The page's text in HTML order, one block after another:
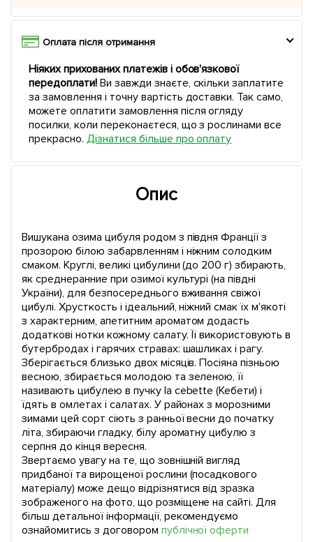
Оплата після отримання
Ніяких прихованих платежів і обов'язкової
передоплати!Ви завжди знаєте, скільки заплатите
за замовлення і точну вартість доставки. Так само,
можете оплатити замовлення після огляду
посилки, коли переконаєтеся, що з рослинами все
прекрасно. Дізнатися більше про оплату
Опис
Вишукана озима цибуля родом з півдня Франції з
прозорою білою забарвленням і ніжним солодким
смаком. Круглі, великі цибулини (до 200 г) збирають,
як среднеранние при озимої культурі (на півдні
України), для безпосереднього вживання свіжої
цибулі. Хрусткость і ідеальний, ніжний смак їх м'якоті
з характерним, апетитним ароматом додасть
додаткові нотки кожному салату. Її використовують в
бутербродах і гарячих стравах: шашликах і рагу.
Зберігається близько двох місяців. Посіяна пізньою
весною, збирається молодою та зеленою, її
називають цибулею в пучку la cebette (Кебети) і
їдять в омлетах і салатах. У районах з морозними
зимами цей сорт сіють з ранньої весни до початку
літа, збираючи гладку, білу ароматну цибулю з
серпня до кінця вересня.
Звертаємо увагу на те, що зовнішній вигляд
придбаної та вирощеної рослини (посадкового
матеріалу) може дещо відрізнятися від зразка
зображеного на фото, що розміщене на сайті. Для
більш детальної інформації, рекомендуємо
ознайомитись з договором публічної оферти